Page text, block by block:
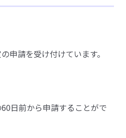
申請を受け付けています。
日前から申請することがで